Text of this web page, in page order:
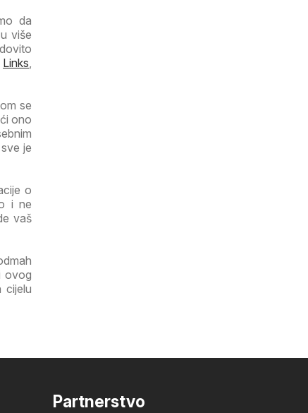
da
više
Links
se
ono
je
o
i ne
vaš
ovog
cijelu
Partnerstvo